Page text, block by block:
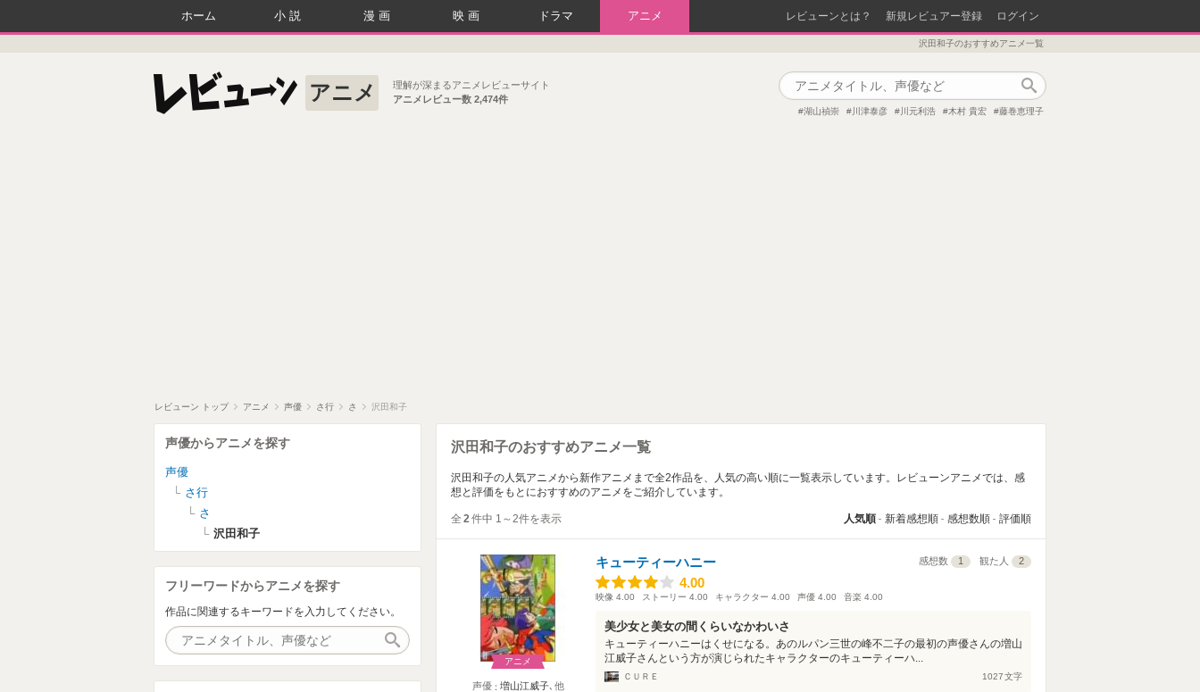
ホーム 小説 漫画 映画 ドラマ アニメ レビューンとは？ 新規レビュアー登録 ログイン
沢田和子のおすすめアニメ一覧
アニメ
理解が深まるアニメレビューサイト
アニメレビュー数 2,474件
湖山禎崇 川津泰彦 川元利浩 木村 貴宏 藤巻恵理子
レビューン トップ アニメ 声優 さ行 さ 沢田和子
沢田和子のおすすめアニメ一覧
沢田和子の人気アニメから新作アニメまで全2作品を、人気の高い順に一覧表示しています。レビューンアニメでは、感
想と評価をもとにおすすめのアニメをご紹介しています。
全 2件中 1～2件を表示 人気順 新着感想順 感想数順 評価順
アニメ
声優 増山江威子､他
キューティーハニー 感想数 1 観た人 2
4.00
4.00
映像 4.00 ストーリー 4.00 キャラクター 4.00 声優 4.00 音楽 4.00
美少女と美女の間くらいなかわいさ
キューティーハニーはくせになる。あのルパン三世の峰不二子の最初の声優さんの増山
江威子さんという方が演じられたキャラクターのキューティーハ...
ＣＵＲＥ 1027文字
声優からアニメを探す
声優
さ行
さ
沢田和子
フリーワードからアニメを探す
作品に関連するキーワードを入力してください。